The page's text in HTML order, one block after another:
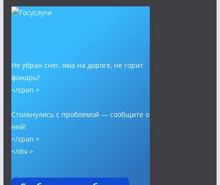
Не убран снег, яма на дороге, не горит
фонарь?
</span >
Столкнулись с проблемой — сообщите о
ней!
</span >
</div >